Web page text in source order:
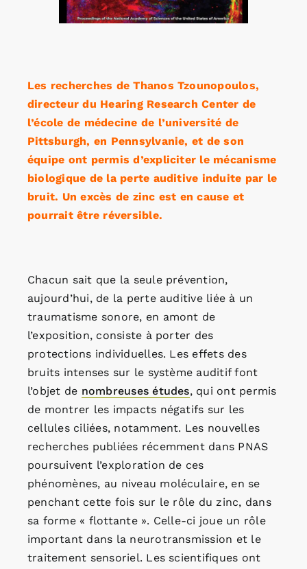
Les recherches de Thanos Tzounopoulos,
directeur du Hearing Research Center de
l’école de médecine de l’université de
Pittsburgh, en Pennsylvanie, et de son
équipe ont permis d’expliciter le mécanisme
biologique de la perte auditive induite par le
bruit. Un excès de zinc est en cause et
pourrait être réversible.
Chacun sait que la seule prévention,
aujourd’hui, de la perte auditive liée à un
traumatisme sonore, en amont de
l’exposition, consiste à porter des
protections individuelles. Les effets des
bruits intenses sur le système auditif font
l’objet de nombreuses études, qui ont permis
de montrer les impacts négatifs sur les
cellules ciliées, notamment. Les nouvelles
recherches publiées récemment dans PNAS
poursuivent l’exploration de ces
phénomènes, au niveau moléculaire, en se
penchant cette fois sur le rôle du zinc, dans
sa forme « flottante ». Celle-ci joue un rôle
important dans la neurotransmission et le
traitement sensoriel. Les scientifiques ont